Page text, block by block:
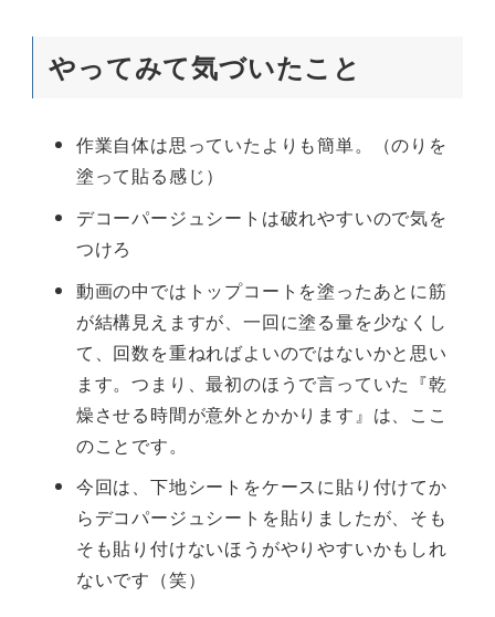
やってみて気づいたこと
作業自体は思っていたよりも簡単。（のりを
塗って貼る感じ）
デコーパージュシートは破れやすいので気を
つけろ
動画の中ではトップコートを塗ったあとに筋
が結構見えますが、一回に塗る量を少なくし
て、回数を重ねればよいのではないかと思い
ます。つまり、最初のほうで言っていた『乾
燥させる時間が意外とかかります』は、ここ
のことです。
今回は、下地シートをケースに貼り付けてか
らデコパージュシートを貼りましたが、そも
そも貼り付けないほうがやりやすいかもしれ
ないです（笑）